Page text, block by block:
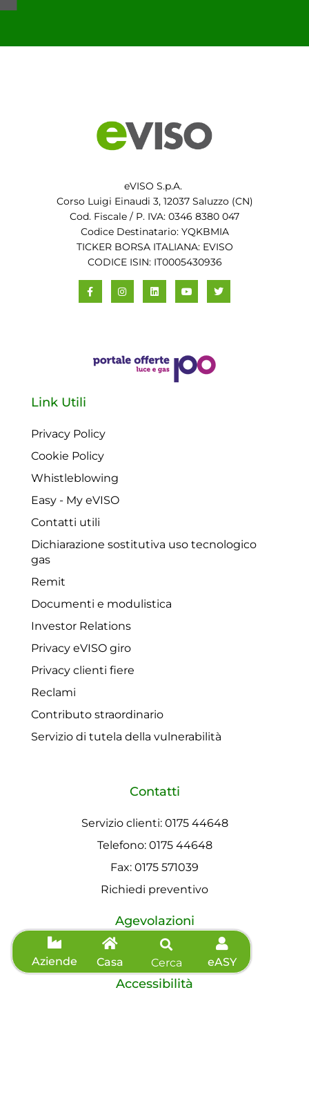
Aziende Casa Cerca eASY
eVISO S.p.A.
Corso Luigi Einaudi 3, 12037 Saluzzo (CN)
Cod. Fiscale / P. IVA: 0346 8380 047
Codice Destinatario: YQKBMIA
TICKER BORSA ITALIANA: EVISO
CODICE ISIN: IT0005430936
Link Utili
Privacy Policy
Cookie Policy
Whistleblowing
Easy - My eVISO
Contatti utili
Dichiarazione sostitutiva uso tecnologico
gas
Remit
Documenti e modulistica
Investor Relations
Privacy eVISO giro
Privacy clienti fiere
Reclami
Contributo straordinario
Servizio di tutela della vulnerabilità
Contatti
Servizio clienti: 0175 44648
Telefono: 0175 44648
Fax: 0175 571039
Richiedi preventivo
Agevolazioni
Informazioni sisma
Accessibilità